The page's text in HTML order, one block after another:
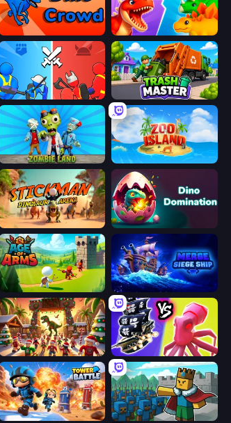
Dino Crowd Idle Dino Farm Tycoon Simulator 3D
State Wars: Conquer Them All Trash Master
Zombie Land Zoo Island
Stickman: Dinosaur Arena Dino Domination
Age Of Arms Merge: Siege Ship
My Dinoland Merge Pirates Caribbean Battle
Tower Battle Cube Commander